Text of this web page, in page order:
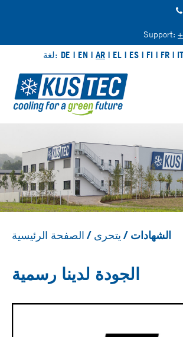
Support:
لغة: DE EN AR EL ES FI FR
الصفحة الرئيسية يتحرى الشهادات
الجودة لدينا رسمية